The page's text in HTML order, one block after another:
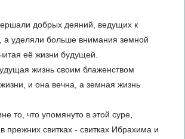
добрых деяний, ведущих к
а уделяли больше внимания земной
её жизни будущей.
жизнь своим блаженством
и она вечна, а земная жизнь
то, что упомянуто в этой суре,
прежних свитках - свитках Ибрахима и